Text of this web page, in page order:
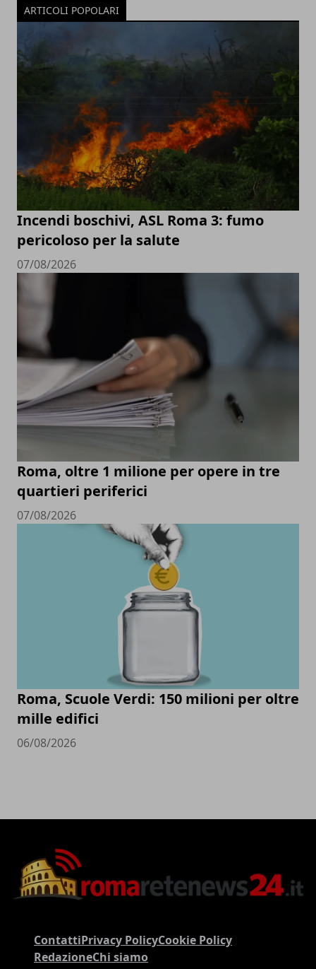
ARTICOLI POPOLARI
Incendi boschivi, ASL Roma 3: fumo
pericoloso per la salute
07/08/2026
Roma, oltre 1 milione per opere in tre
quartieri periferici
07/08/2026
Roma, Scuole Verdi: 150 milioni per oltre
mille edifici
06/08/2026
ContattiPrivacy PolicyCookie Policy
RedazioneChi siamo